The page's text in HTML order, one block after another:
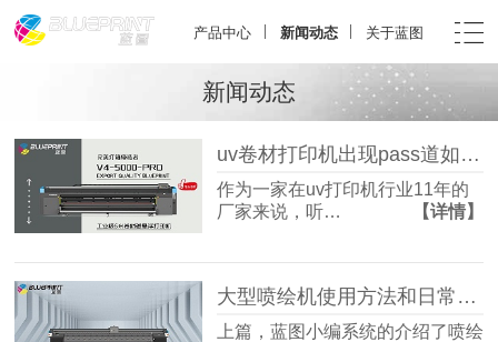
产品中心 新闻动态 关于蓝图
新闻动态
uv卷材打印机出现pass道如何解决
作为一家在uv打印机行业11年的
厂家来说，听…
【详情】
大型喷绘机使用方法和日常维护介绍
上篇，蓝图小编系统的介绍了喷绘